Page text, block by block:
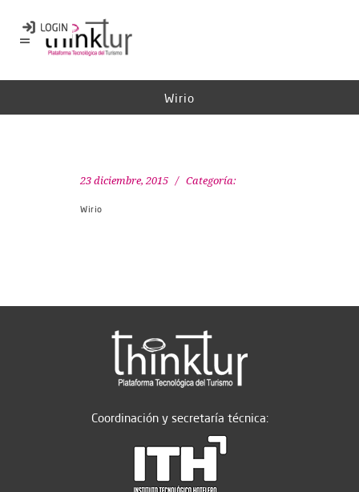
Wirio
23 diciembre, 2015 Categoría:
Wirio
Coordinación y secretaría técnica: